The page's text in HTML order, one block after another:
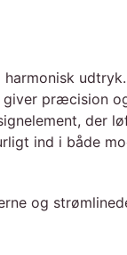
giver præcision
der
ind i både
og